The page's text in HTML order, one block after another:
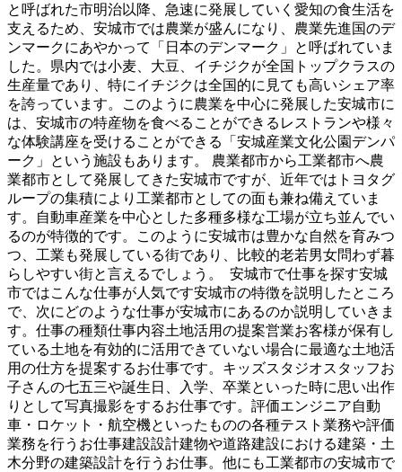
と呼ばれた市明治以降、急速に発展していく愛知の食生活を
支えるため、安城市では農業が盛んになり、農業先進国のデ
ンマークにあやかって「日本のデンマーク」と呼ばれていま
した。県内では小麦、大豆、イチジクが全国トップクラスの
生産量であり、特にイチジクは全国的に見ても高いシェア率
を誇っています。このように農業を中心に発展した安城市に
は、安城市の特産物を食べることができるレストランや様々
な体験講座を受けることができる「安城産業文化公園デンパ
ーク」という施設もあります。 農業都市から工業都市へ農
業都市として発展してきた安城市ですが、近年ではトヨタグ
ループの集積により工業都市としての面も兼ね備えていま
す。自動車産業を中心とした多種多様な工場が立ち並んでい
るのが特徴的です。このように安城市は豊かな自然を育みつ
つ、工業も発展している街であり、比較的老若男女問わず暮
らしやすい街と言えるでしょう。 安城市で仕事を探す安城
市ではこんな仕事が人気です安城市の特徴を説明したところ
で、次にどのような仕事が安城市にあるのか説明していきま
す。仕事の種類仕事内容土地活用の提案営業お客様が保有し
ている土地を有効的に活用できていない場合に最適な土地活
用の仕方を提案するお仕事です。キッズスタジオスタッフお
子さんの七五三や誕生日、入学、卒業といった時に思い出作
りとして写真撮影をするお仕事です。評価エンジニア自動
車・ロケット・航空機といったものの各種テスト業務や評価
業務を行うお仕事建設設計建物や道路建設における建築・土
木分野の建築設計を行うお仕事。他にも工業都市の安城市で